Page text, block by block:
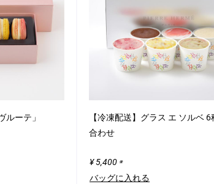
ルーテ」
【冷凍配送】グラス エ ソルベ
合わせ
¥ 5,400 ※
バッグに入れる